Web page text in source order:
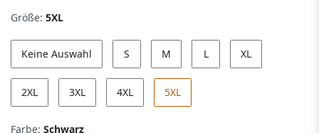
Größe: 5XL
Keine Auswahl S M L XL
2XL 3XL 4XL 5XL
Farbe: Schwarz